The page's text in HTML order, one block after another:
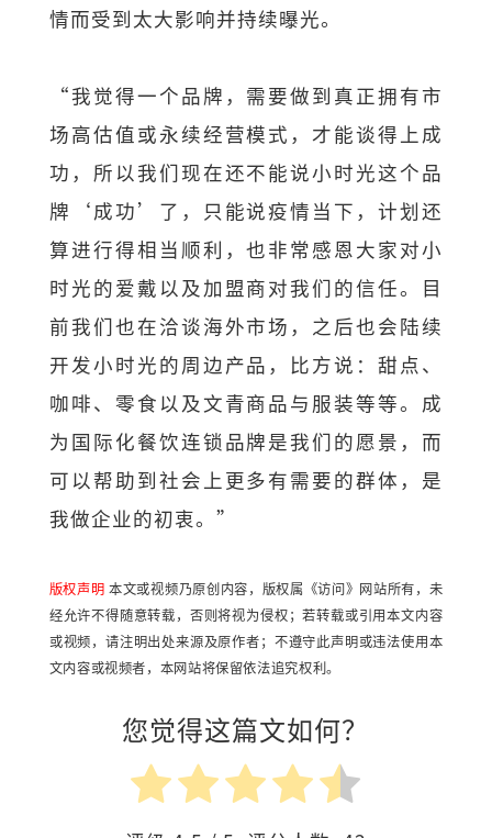
情而受到太大影响并持续曝光。
“我觉得一个品牌，需要做到真正拥有市
场高估值或永续经营模式，才能谈得上成
功，所以我们现在还不能说小时光这个品
牌‘成功’了，只能说疫情当下，计划还
算进行得相当顺利，也非常感恩大家对小
时光的爱戴以及加盟商对我们的信任。目
前我们也在洽谈海外市场，之后也会陆续
开发小时光的周边产品，比方说：甜点、
咖啡、零食以及文青商品与服装等等。成
为国际化餐饮连锁品牌是我们的愿景，而
可以帮助到社会上更多有需要的群体，是
我做企业的初衷。”
版权声明 本文或视频乃原创内容，版权属《访问》网站所有，未
经允许不得随意转载，否则将视为侵权；若转载或引用本文内容
或视频，请注明出处来源及原作者；不遵守此声明或违法使用本
文内容或视频者，本网站将保留依法追究权利。
您觉得这篇文如何？